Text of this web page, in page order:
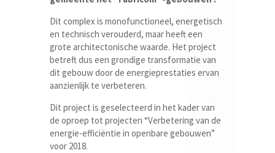
Dit complex is monofunctioneel, energetisch
en technisch verouderd, maar heeft een
grote architectonische waarde. Het project
betreft dus een grondige transformatie van
dit gebouw door de energieprestaties ervan
aanzienlijk te verbeteren.
Dit project is geselecteerd in het kader van
de oproep tot projecten “Verbetering van de
energie-efficiëntie in openbare gebouwen”
voor 2018.